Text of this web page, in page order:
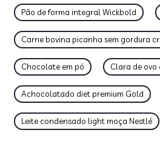
Pão de forma integral Wickbold
Carne bovina picanha sem gordura
Chocolate em pó Clara de ovo
Achocolatado diet premium Gold
Leite condensado light moça Nestlé